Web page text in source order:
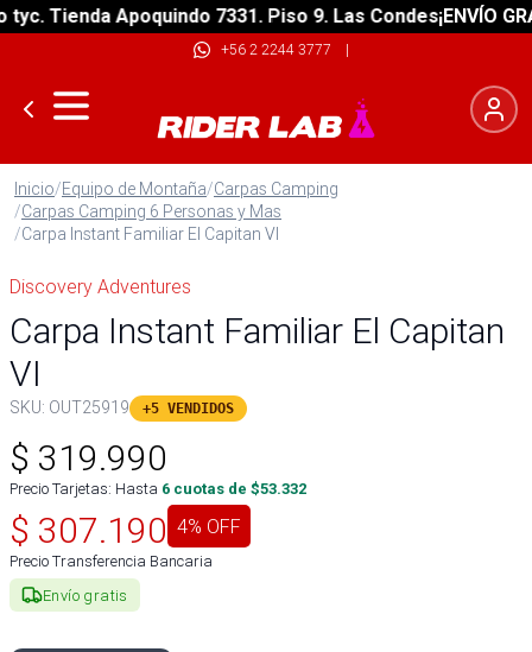
Tienda Apoquindo 7331. Piso 9. Las Condes¡ENVÍO
+56 2 2244 3777 |
Inicio/Equipo de Montaña/Carpas Camping
/Carpas Camping 6 Personas y Mas
/Carpa Instant Familiar El Capitan VI
Discovery Adventures
Carpa Instant Familiar El Capitan
VI
SKU: OUT25919 +5 VENDIDOS
$ 319.990
Precio Tarjetas: Hasta 6 cuotas de $53.332
$ 307.190 4% OFF
Precio Transferencia Bancaria
Envío gratis